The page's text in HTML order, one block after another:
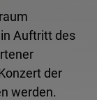
Auftritt des
der
werden.